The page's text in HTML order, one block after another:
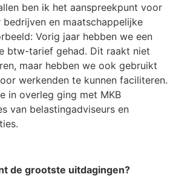
ben ik het aanspreekpunt voor
en maatschappelijke
Vorig jaar hebben we een
btw-tarief gehad. Dit raakt niet
maar hebben we ook gebruikt
werkenden te kunnen faciliteren.
in overleg ging met MKB
van belastingadviseurs en
de grootste uitdagingen?